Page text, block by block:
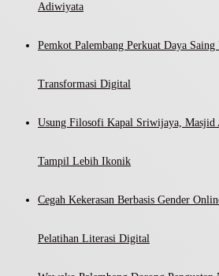
Adiwiyata
Pemkot Palembang Perkuat Daya
Transformasi Digital
Usung Filosofi Kapal Sriwijaya, Masjid
Tampil Lebih Ikonik
Cegah Kekerasan Berbasis Gender
Pelatihan Literasi Digital